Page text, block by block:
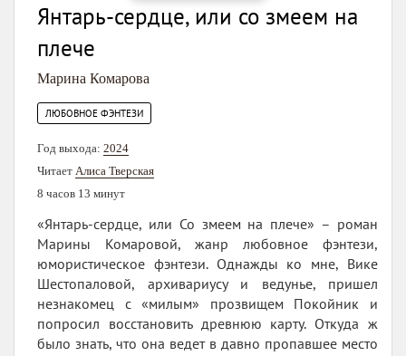
Янтарь-сердце, или со змеем на
плече
Марина Комарова
ЛЮБОВНОЕ ФЭНТЕЗИ
Год выхода: 2024
Читает Алиса Тверская
8 часов 13 минут
«Янтарь-сердце, или Со змеем на плече» – роман
Марины Комаровой, жанр любовное фэнтези,
юмористическое фэнтези. Однажды ко мне, Вике
Шестопаловой, архивариусу и ведунье, пришел
незнакомец с «милым» прозвищем Покойник и
попросил восстановить древнюю карту. Откуда ж
было знать, что она ведет в давно пропавшее место